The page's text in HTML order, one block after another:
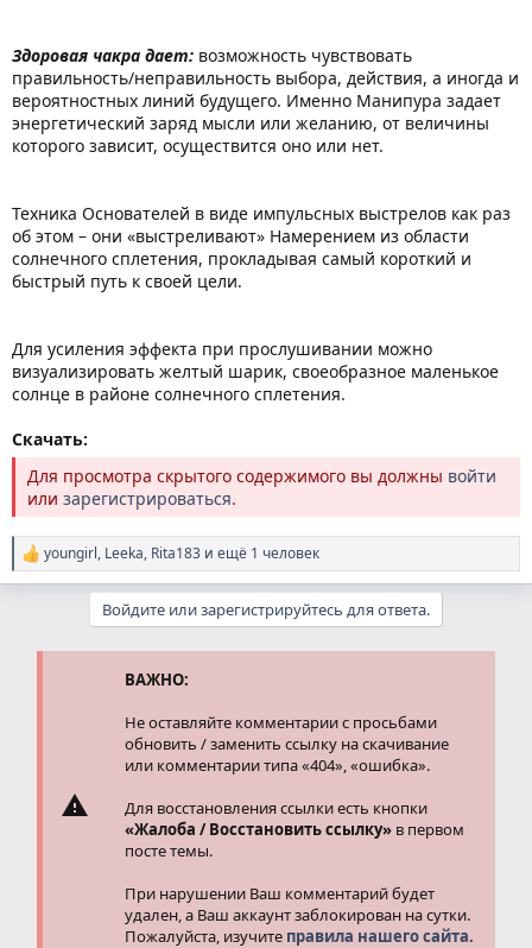
Здоровая чакра дает: возможность чувствовать
правильность/неправильность выбора, действия, а иногда и
вероятностных линий будущего. Именно Манипура задает
энергетический заряд мысли или желанию, от величины
которого зависит, осуществится оно или нет.
Техника Основателей в виде импульсных выстрелов как раз
об этом – они «выстреливают» Намерением из области
солнечного сплетения, прокладывая самый короткий и
быстрый путь к своей цели.
Для усиления эффекта при прослушивании можно
визуализировать желтый шарик, своеобразное маленькое
солнце в районе солнечного сплетения.
Скачать:
Для просмотра скрытого содержимого вы должны войти
или зарегистрироваться.
Р
е
youngirl, Leeka, Rita183 и ещё 1 человек
Войдите или зарегистрируйтесь для ответа.
ВАЖНО:
Не оставляйте комментарии с просьбами
обновить / заменить ссылку на скачивание
или комментарии типа «404», «ошибка».
Для восстановления ссылки есть кнопки
«Жалоба / Восстановить ссылку» в первом
посте темы.
При нарушении Ваш комментарий будет
удален, а Ваш аккаунт заблокирован на сутки.
Пожалуйста, изучите правила нашего сайта.